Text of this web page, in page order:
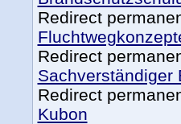
Redirect
Redirect
Sachverständiger
Redirect
Kubon